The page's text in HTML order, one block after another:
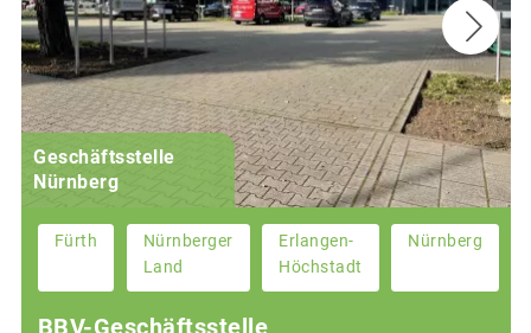
Geschäftsstelle
Nürnberg
Fürth
Nürnberger
Land
Erlangen-
Höchstadt
Nürnberg
BBV-Geschäftsstelle